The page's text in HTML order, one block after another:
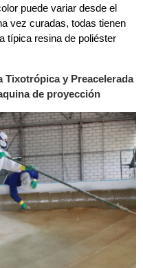
puede variar desde el
vez curadas, todas tienen
típica resina de poliéster
Tixotrópica y Preacelerada
de proyección